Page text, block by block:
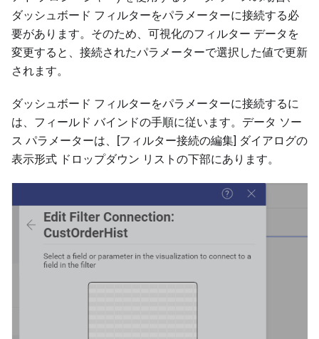
ダッシュボード フィルターをパラメーターに接続する必
要があります。そのため、可視化のフィルター データを
変更すると、接続されたパラメーターで選択した値で更新
されます。
ダッシュボード フィルターをパラメーターに接続するに
は、フィールド バインドの手順に従います。データ ソー
ス パラメーターは、[フィルター接続の編集] ダイアログの
表示形式 ドロップダウン リストの下部にあります。